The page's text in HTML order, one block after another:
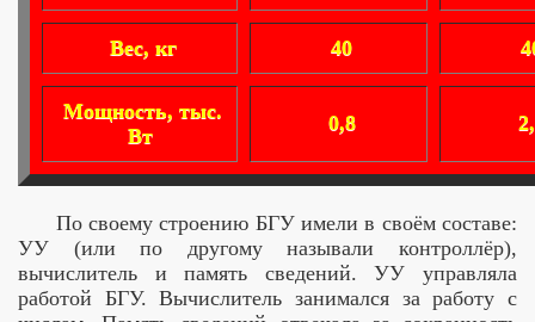
Вес, кг 40
Мощность, тыс.
Вт
0,8
По своему строению БГУ имели в своём составе:
УУ (или по другому называли контроллёр),
вычислитель и память сведений. УУ управляла
работой БГУ. Вычислитель занимался за работу с